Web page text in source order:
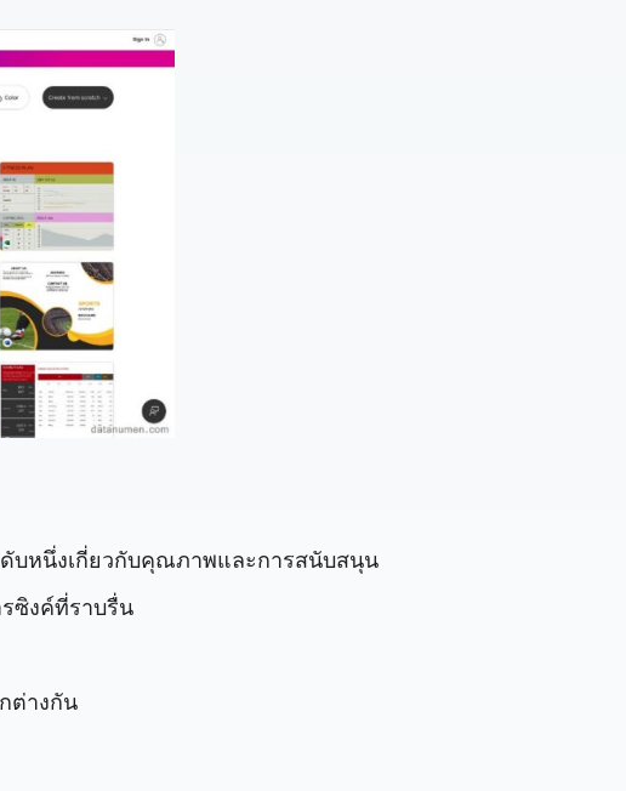
ดับหนึ่งเกี่ยวกับคุณภาพและการสนับสนุน
ซิงค์ที่ราบรื่น
ต่างกัน